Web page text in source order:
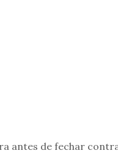
antes de fechar